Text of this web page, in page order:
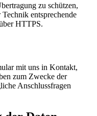
zu schützen,
entsprechende
HTTPS.
mit uns in Kontakt,
zum Zwecke der
Anschlussfragen